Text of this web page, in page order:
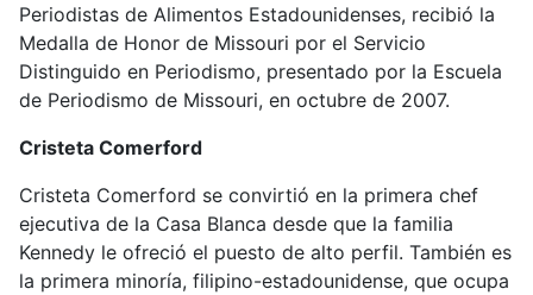
Periodistas de Alimentos Estadounidenses, recibió la
Medalla de Honor de Missouri por el Servicio
Distinguido en Periodismo, presentado por la Escuela
de Periodismo de Missouri, en octubre de 2007.
Cristeta Comerford
Cristeta Comerford se convirtió en la primera chef
ejecutiva de la Casa Blanca desde que la familia
Kennedy le ofreció el puesto de alto perfil. También es
la primera minoría, filipino-estadounidense, que ocupa